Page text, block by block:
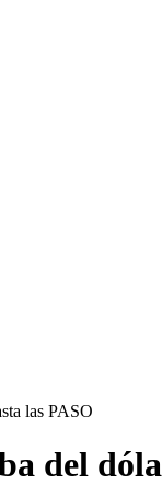
las PASO
del